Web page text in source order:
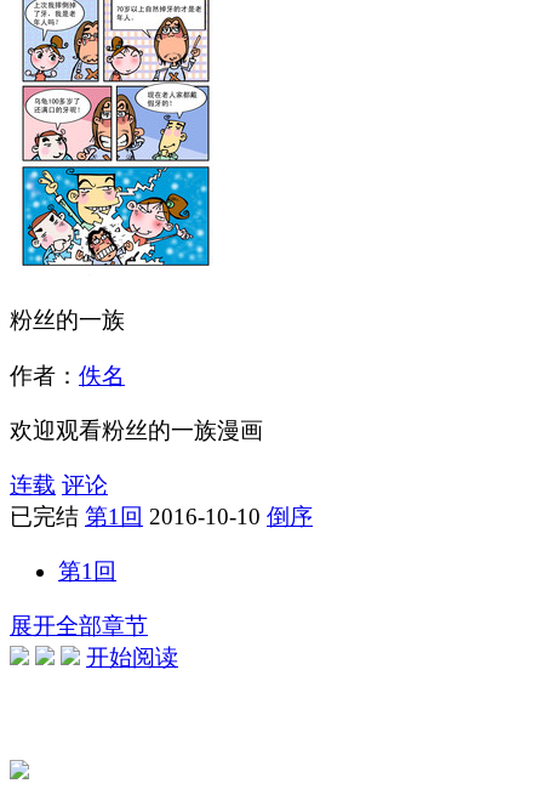
粉丝的一族
作者： 佚名
欢迎观看粉丝的一族漫画
连载 评论
已完结 第1回 2016-10-10 倒序
第1回
展开全部章节
开始阅读